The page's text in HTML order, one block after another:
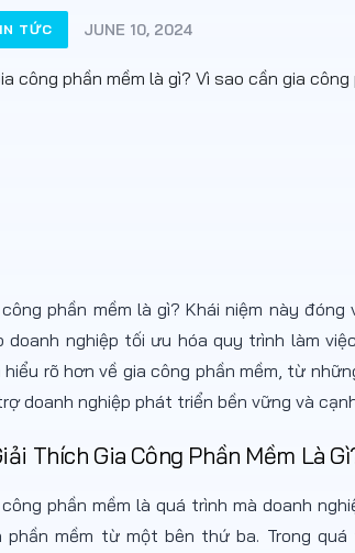
TỨC JUNE 10, 2024
công phần mềm là gì? Khái niệm này
doanh nghiệp tối ưu hóa quy trình làm
hiểu rõ hơn về gia công phần mềm, từ
doanh nghiệp phát triển bền vững và
Thích Gia Công Phần Mềm Là
công phần mềm là quá trình mà doanh
phần mềm từ một bên thứ ba. Trong